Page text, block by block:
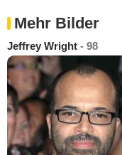
Mehr Bilder
Jeffrey Wright - 98